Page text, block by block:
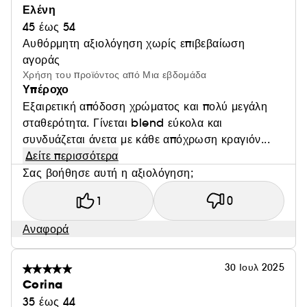
Ελένη
45 έως 54
Αυθόρμητη αξιολόγηση χωρίς επιβεβαίωση
αγοράς
Χρήση του προϊόντος από Μια εβδομάδα
Υπέροχο
Εξαιρετική απόδοση χρώματος και πολύ μεγάλη
σταθερότητα. Γίνεται blend εύκολα και
συνδυάζεται άνετα με κάθε απόχρωση κραγιόν...
Δείτε περισσότερα
Σας βοήθησε αυτή η αξιολόγηση;
1 0
Αναφορά
30 Ιουλ 2025
Corina
35 έως 44